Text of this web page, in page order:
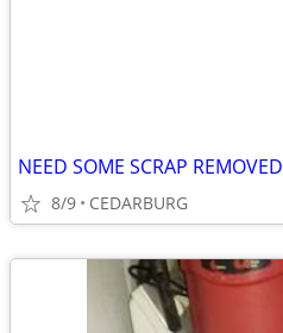
NEED SOME SCRAP REMOVED
8/9 CEDARBURG